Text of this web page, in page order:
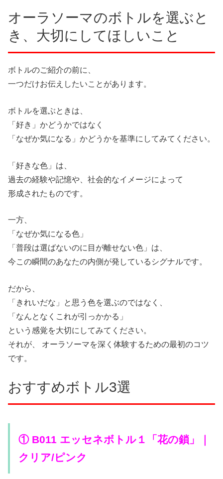
オーラソーマのボトルを選ぶと
き、大切にしてほしいこと
ボトルのご紹介の前に、
一つだけお伝えしたいことがあります。
ボトルを選ぶときは、
「好き」かどうかではなく
「なぜか気になる」かどうかを基準にしてみてください。
「好きな色」は、
過去の経験や記憶や、社会的なイメージによって
形成されたものです。
一方、
「なぜか気になる色」
「普段は選ばないのに目が離せない色」は、
今この瞬間のあなたの内側が発しているシグナルです。
だから、
「きれいだな」と思う色を選ぶのではなく、
「なんとなくこれが引っかかる」
という感覚を大切にしてみてください。
それが、 オーラソーマを深く体験するための最初のコツ
です。
おすすめボトル3選
① B011 エッセネボトル１「花の鎖」｜
クリア/ピンク